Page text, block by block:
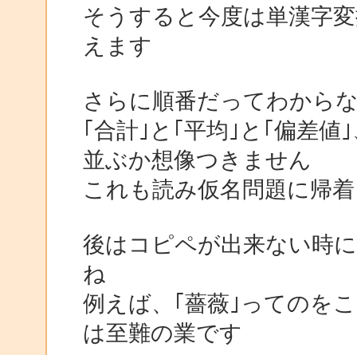
そうすると今度は単漢字
えます
さらに順番だってわから
｢合計｣と｢平均｣と｢偏差
並ぶか想像つきません
これも読み仮名問題に帰
後はコピペが出来ない時
ね
例えば、｢薔薇｣ってのを
は至難の業です